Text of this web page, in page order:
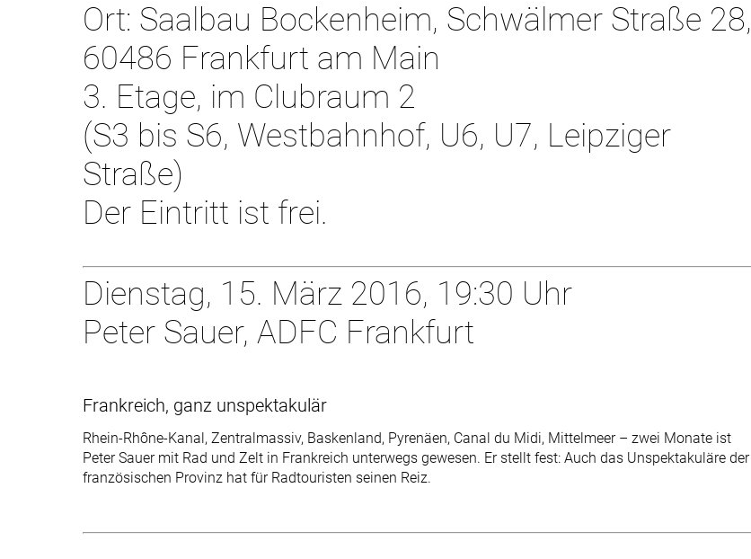
Ort: Saalbau Bockenheim, Schwälmer Straße 28,
60486 Frankfurt am Main
3. Etage, im Clubraum 2
(S3 bis S6, Westbahnhof, U6, U7, Leipziger
Straße)
Der Eintritt ist frei.
Dienstag, 15. März 2016, 19:30 Uhr
Peter Sauer, ADFC Frankfurt
Frankreich, ganz unspektakulär
Rhein-Rhône-Kanal, Zentralmassiv, Baskenland, Pyrenäen, Canal du Midi, Mittelmeer – zwei Monate ist
Peter Sauer mit Rad und Zelt in Frankreich unterwegs gewesen. Er stellt fest: Auch das Unspektakuläre der
französischen Provinz hat für Radtouristen seinen Reiz.